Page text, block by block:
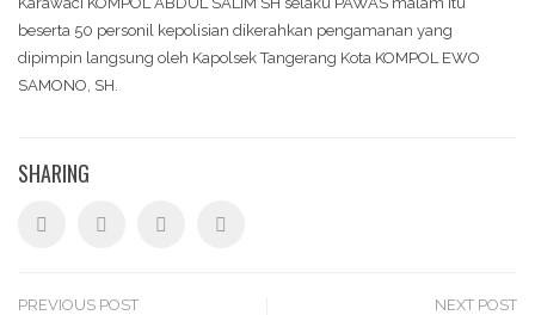
beserta 50 personil kepolisian dikerahkan pengamanan yang
dipimpin langsung oleh Kapolsek Tangerang Kota KOMPOL EWO
SAMONO, SH.
SHARING
PREVIOUS POST NEXT POST